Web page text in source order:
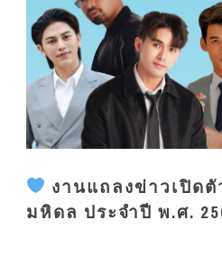
งานแถลงข่าวเปิด
มหิดล ประจำปี พ.ศ.